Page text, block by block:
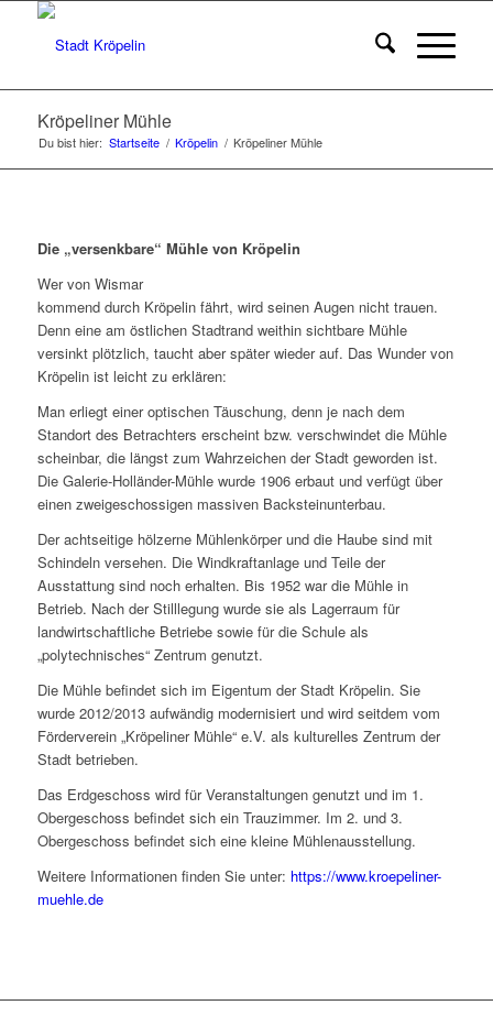
Kröpeliner Mühle
Du bist hier: Startseite / Kröpelin / Kröpeliner Mühle
Die „versenkbare“ Mühle von Kröpelin
Wer von Wismar
kommend durch Kröpelin fährt, wird seinen Augen nicht trauen.
Denn eine am östlichen Stadtrand weithin sichtbare Mühle
versinkt plötzlich, taucht aber später wieder auf. Das Wunder von
Kröpelin ist leicht zu erklären:
Man erliegt einer optischen Täuschung, denn je nach dem
Standort des Betrachters erscheint bzw. verschwindet die Mühle
scheinbar, die längst zum Wahrzeichen der Stadt geworden ist.
Die Galerie-Holländer-Mühle wurde 1906 erbaut und verfügt über
einen zweigeschossigen massiven Backsteinunterbau.
Der achtseitige hölzerne Mühlenkörper und die Haube sind mit
Schindeln versehen. Die Windkraftanlage und Teile der
Ausstattung sind noch erhalten. Bis 1952 war die Mühle in
Betrieb. Nach der Stilllegung wurde sie als Lagerraum für
landwirtschaftliche Betriebe sowie für die Schule als
„polytechnisches“ Zentrum genutzt.
Die Mühle befindet sich im Eigentum der Stadt Kröpelin. Sie
wurde 2012/2013 aufwändig modernisiert und wird seitdem vom
Förderverein „Kröpeliner Mühle“ e.V. als kulturelles Zentrum der
Stadt betrieben.
Das Erdgeschoss wird für Veranstaltungen genutzt und im 1.
Obergeschoss befindet sich ein Trauzimmer. Im 2. und 3.
Obergeschoss befindet sich eine kleine Mühlenausstellung.
Weitere Informationen finden Sie unter: https://www.kroepeliner-
muehle.de